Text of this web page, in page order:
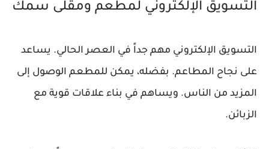
التسويق الإلكتروني لمطعم ومقلى سمك
التسويق الإلكتروني مهم جداً في العصر الحالي. يساعد
على نجاح المطاعم. بفضله، يمكن للمطعم الوصول إلى
المزيد من الناس. ويساهم في بناء علاقات قوية مع
الزبائن.